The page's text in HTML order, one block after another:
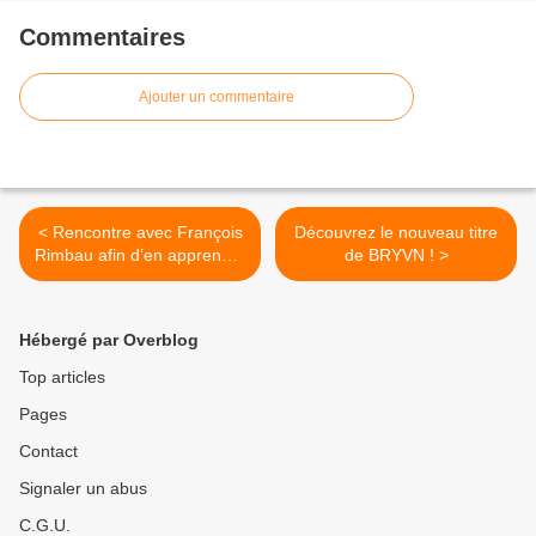
Commentaires
Ajouter un commentaire
< Rencontre avec François
Rimbau afin d’en apprendre
plus sur « La Grande Et
Découvrez le nouveau titre
de BRYVN ! >
Hébergé par Overblog
Top articles
Pages
Contact
Signaler un abus
C.G.U.